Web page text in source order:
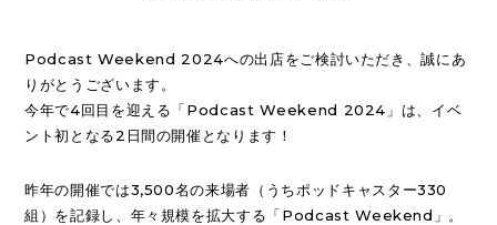
Podcast Weekend 2024への出店をご検討いただき、誠にあ
りがとうございます。
今年で4回目を迎える「Podcast Weekend 2024」は、イベ
ント初となる2日間の開催となります！
昨年の開催では3,500名の来場者（うちポッドキャスター330
組）を記録し、年々規模を拡大する「Podcast Weekend」。